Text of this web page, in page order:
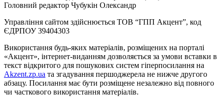
Головний редактор Чубукін Олександр
Управління сайтом здійснюється ТОВ “ГПП Акцент”, код
ЄДРПОУ 39404303
Використання будь-яких матеріалів, розміщених на порталі
«Акцент», інтернет-виданням дозволяється за умови вставки в
текст відкритого для пошукових систем гіперпосилання на
Akzent.zp.ua та згадування першоджерела не нижче другого
абзацу. Посилання має бути розміщене незалежно від повного
чи часткового використання матеріалів.